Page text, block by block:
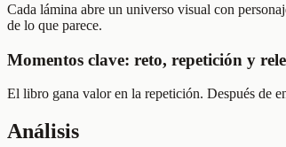
Cada lámina abre un universo visual con
de lo que parece.
Momentos clave: reto, repetición y
El libro gana valor en la repetición. Después de
Análisis